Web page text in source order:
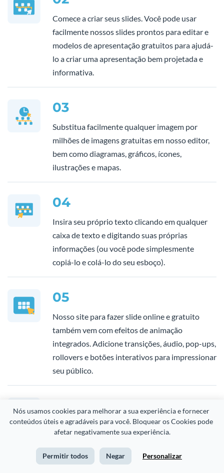
Nós usamos cookies para melhorar a sua experiência e fornecer
conteúdos úteis e agradáveis para você. Bloquear os Cookies pode
afetar negativamente sua experiência.
Permitir todos Negar Personalizar
Comece a criar seus slides. Você pode usar
facilmente nossos slides prontos para editar e
modelos de apresentação gratuitos para ajudá-
lo a criar uma apresentação bem projetada e
informativa.
03
Substitua facilmente qualquer imagem por
milhões de imagens gratuitas em nosso editor,
bem como diagramas, gráficos, ícones,
ilustrações e mapas.
04
Insira seu próprio texto clicando em qualquer
caixa de texto e digitando suas próprias
informações (ou você pode simplesmente
copiá-lo e colá-lo do seu esboço).
05
Nosso site para fazer slide online e gratuito
também vem com efeitos de animação
integrados. Adicione transições, áudio, pop-ups,
rollovers e botões interativos para impressionar
seu público.
06
Use a exibição do apresentador para ensaiar
sua apresentação. Use o cronômetro para
garantir que você não ultrapasse o tempo
previsto. Você pode facilmente adicionar notas